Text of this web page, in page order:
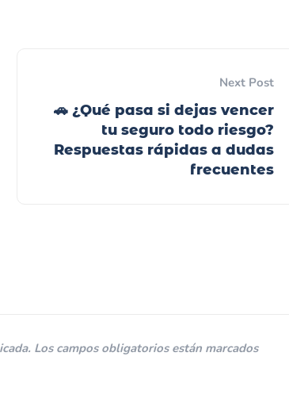
Next Post
🚗 ¿Qué pasa si dejas vencer
tu seguro todo riesgo?
Respuestas rápidas a dudas
frecuentes
Los campos obligatorios están marcados